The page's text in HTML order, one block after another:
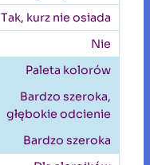
Tak, kurz nie osiada
Nie
Paleta kolorów
Bardzo szeroka,
głębokie odcienie
Bardzo szeroka